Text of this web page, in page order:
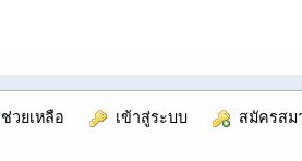
ช่วยเหลือ เข้าสู่ระบบ สมัครสม